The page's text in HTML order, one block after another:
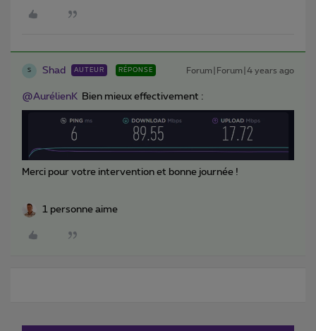
S Shad AUTEUR RÉPONSE Forum|Forum|4 years ago
@AurélienK Bien mieux effectivement :
Merci pour votre intervention et bonne journée !
1 personne aime